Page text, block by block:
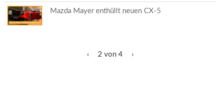
Mazda Mayer enthüllt neuen CX-5
‹ 2 von 4 ›